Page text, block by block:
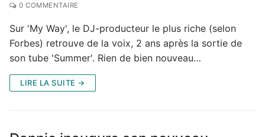
0 COMMENTAIRE
Sur 'My Way', le DJ-producteur le plus riche (selon
Forbes) retrouve de la voix, 2 ans après la sortie de
son tube 'Summer'. Rien de bien nouveau…
LIRE LA SUITE →